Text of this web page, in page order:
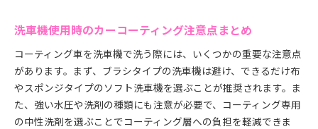
洗車機使用時のカーコーティング注意点まとめ
コーティング車を洗車機で洗う際には、いくつかの重要な注意点
があります。まず、ブラシタイプの洗車機は避け、できるだけ布
やスポンジタイプのソフト洗車機を選ぶことが推奨されます。ま
た、強い水圧や洗剤の種類にも注意が必要で、コーティング専用
の中性洗剤を選ぶことでコーティング層への負担を軽減できま